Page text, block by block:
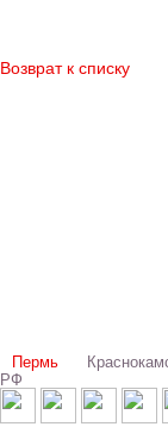
Возврат к списку
Пермь
РФ